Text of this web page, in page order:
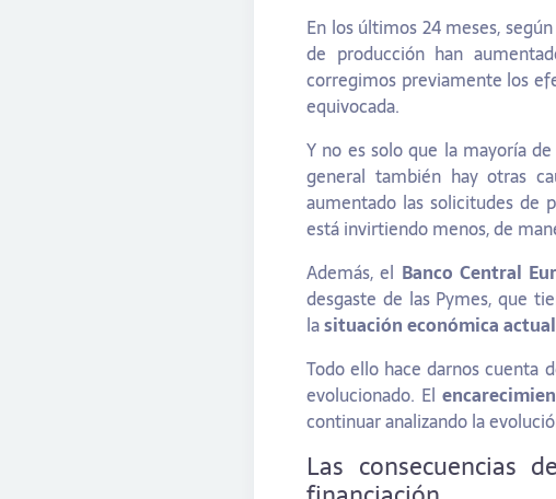
En los últimos 24 meses,
de producción han
corregimos previamente los
equivocada.
Y no es solo que la mayoría
general también hay otras
aumentado las solicitudes de
está invirtiendo menos, de
Además, el Banco Central
desgaste de las Pymes, que
lasituación económica actual
Todo ello hace darnos cuenta
evolucionado. El
continuar analizando la
Las consecuencias